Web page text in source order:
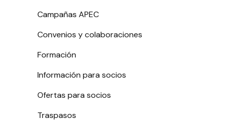
Campañas APEC
Convenios y colaboraciones
Formación
Información para socios
Ofertas para socios
Traspasos